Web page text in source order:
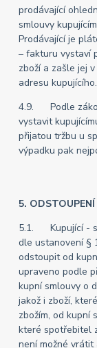
prodávající
smlouvy
Prodávající je
– fakturu vystaví
zboží a zašle jej
adresu kupujícího.
4.9. Podle
vystavit
přijatou tržbu u
výpadku pak
5.
5.1. Kupující -
dle ustanovení §
odstoupit od
upraveno podle
kupní smlouvy o
jakož i zboží,
zbožím, od kupní
které spotřebitel
není možné vrátit